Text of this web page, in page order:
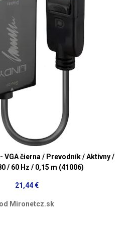
VGA čierna / Prevodník / Aktívny /
/ 60 Hz / 0,15 m (41006)
21,44 €
od Mironetcz.sk